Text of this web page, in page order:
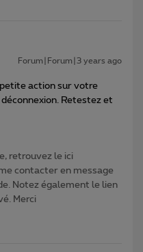
Forum|Forum|3 years ago
petite action sur votre
Retestez et
retrouvez le ici
contacter en message
Notez également le lien
Merci